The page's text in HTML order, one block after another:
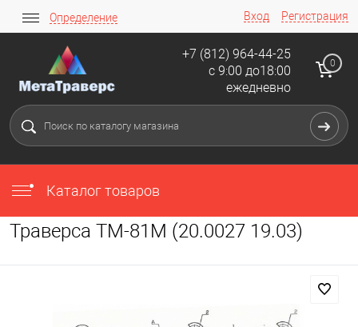
Вход Регистрация
Определение
+7 (812) 964-44-25
с 9:00 до18:00
ежедневно
0
Каталог товаров
Траверса ТМ-81М (20.0027 19.03)